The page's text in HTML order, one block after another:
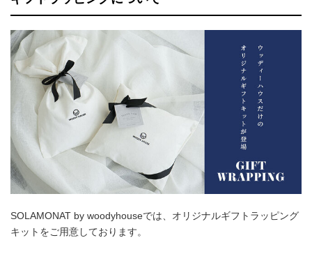
SOLAMONAT by woodyhouseでは、オリジナルギフトラッピング
キットをご用意しております。